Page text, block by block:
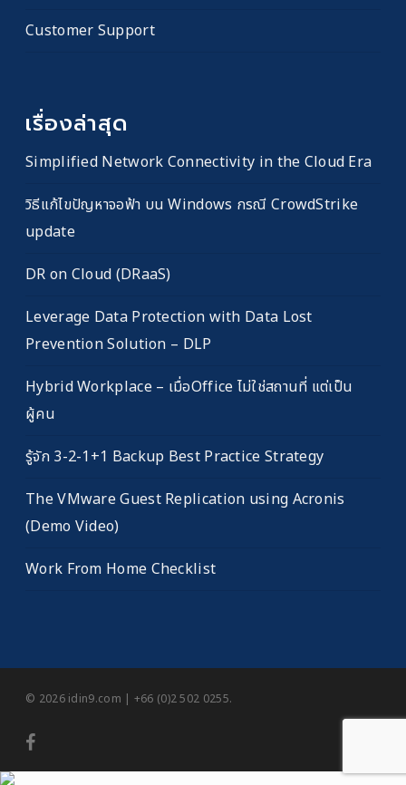
Customer Support
เรื่องล่าสุด
Simplified Network Connectivity in the Cloud Era
วิธีแก้ไขปัญหาจอฟ้า บน Windows กรณี CrowdStrike
update
DR on Cloud (DRaaS)
Leverage Data Protection with Data Lost
Prevention Solution – DLP
Hybrid Workplace – เมื่อOffice ไม่ใช่สถานที่ แต่เป็น
ผู้คน
รู้จัก 3-2-1+1 Backup Best Practice Strategy
The VMware Guest Replication using Acronis
(Demo Video)
Work From Home Checklist
© 2026 idin9.com | +66 (0)2 502 0255.
facebook